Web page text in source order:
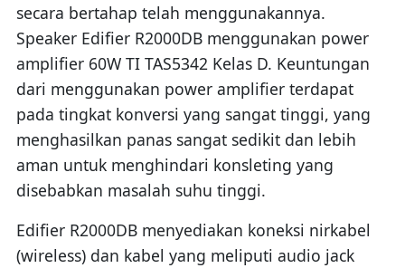
secara bertahap telah menggunakannya.
Speaker Edifier R2000DB menggunakan power
amplifier 60W TI TAS5342 Kelas D. Keuntungan
dari menggunakan power amplifier terdapat
pada tingkat konversi yang sangat tinggi, yang
menghasilkan panas sangat sedikit dan lebih
aman untuk menghindari konsleting yang
disebabkan masalah suhu tinggi.
Edifier R2000DB menyediakan koneksi nirkabel
(wireless) dan kabel yang meliputi audio jack